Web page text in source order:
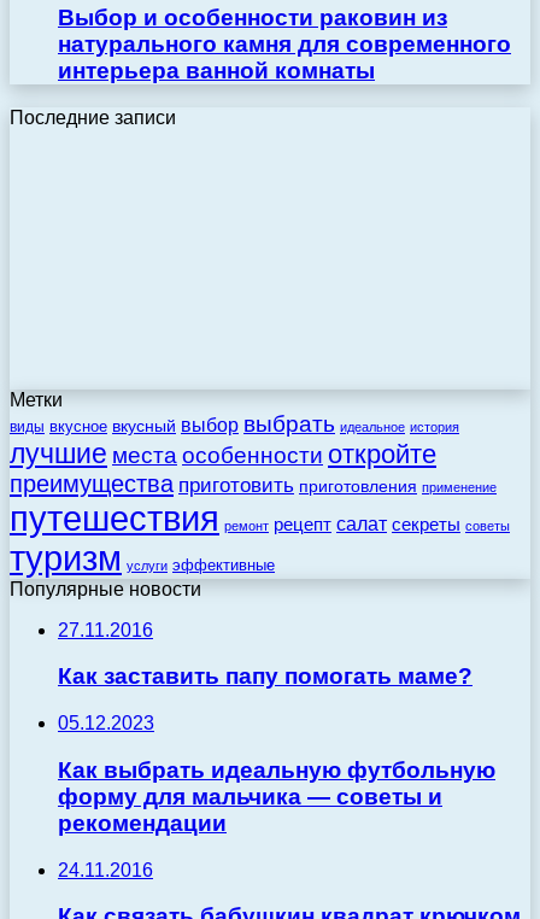
Выбор и особенности раковин из
натурального камня для современного
интерьера ванной комнаты
Последние записи
Метки
виды вкусное вкусный выбор выбрать идеальное история
лучшие места особенности откройте
преимущества приготовить приготовления применение
путешествия ремонт рецепт салат секреты советы
туризм услуги эффективные
Популярные новости
27.11.2016
Как заставить папу помогать маме?
05.12.2023
Как выбрать идеальную футбольную
форму для мальчика — советы и
рекомендации
24.11.2016